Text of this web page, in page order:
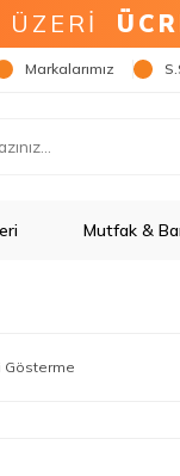
ÜZERİ
Markalarımız
Mutfak &
Gösterme